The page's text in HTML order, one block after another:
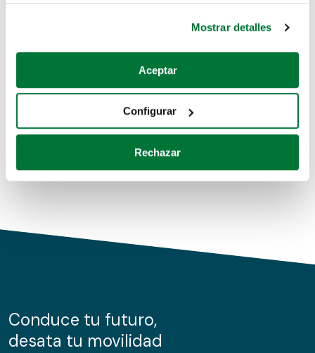
Si lo permite, también quisiéramos:
Recopilar información sobre su ubicación geográfica
Identificar su dispositivo analizándolo activamente
para buscar características específicas (huellas
Obtenga más información sobre cómo se procesan sus
de cookies.
información sobre el uso que haga del sitio web con
nuestros partners de redes sociales, publicidad y análisis
Mostrar detalles
Aceptar
Configurar
Rechazar
Coches de segunda mano
Coches de km0
Conduce tu futuro,
desata tu movilidad